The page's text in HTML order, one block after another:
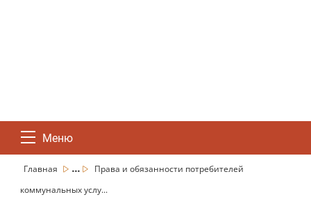
Меню
Главная ...
Права и обязанности потребителей
коммунальных услу...